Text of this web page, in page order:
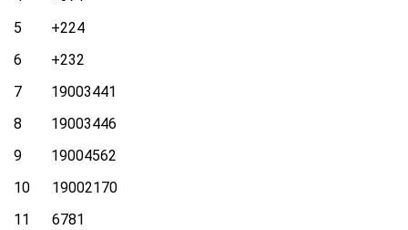
5 +224
6 +232
7 19003441
8 19003446
9 19004562
10 19002170
11 6781